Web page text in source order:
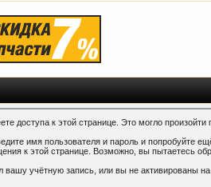
доступа к этой странице. Это могло произойти
имя пользователя и пароль и попробуйте
к этой странице. Возможно, вы пытаетесь
вашу учётную запись, или вы не активированы